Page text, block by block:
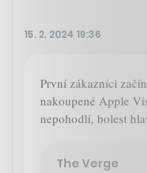
15. 2. 2024 19:36
První zákazníci
nakoupené Apple
nepohodlí, bolest
The Verge